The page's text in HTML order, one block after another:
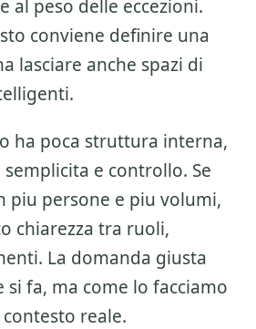
al peso delle eccezioni.
conviene definire una
lasciare anche spazi di
ha poca struttura interna,
e controllo. Se
piu persone e piu volumi,
chiarezza tra ruoli,
La domanda giusta
si fa, ma come lo facciamo
reale.